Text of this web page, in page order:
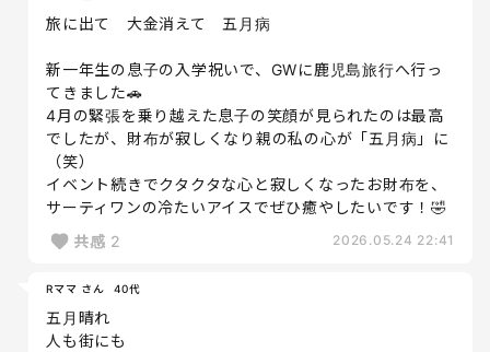
旅に出て 大金消えて 五月病
新一年生の息子の入学祝いで、GWに鹿児島旅行へ行っ
てきました🚗
4月の緊張を乗り越えた息子の笑顔が見られたのは最高
でしたが、財布が寂しくなり親の私の心が「五月病」に
（笑）
イベント続きでクタクタな心と寂しくなったお財布を、
サーティワンの冷たいアイスでぜひ癒やしたいです！🤣
共感 2 2026.05.24 22:41
Rママ さん 40代
五月晴れ
人も街にも